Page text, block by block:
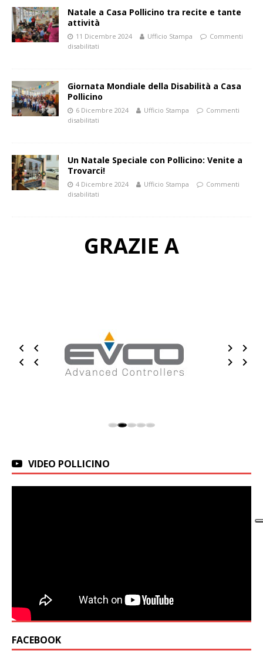
Natale a Casa Pollicino tra recite e tante
attività
11 Dicembre 2024 Ufficio Stampa
Commenti
disabilitati
Giornata Mondiale della Disabilità a Casa
Pollicino
6 Dicembre 2024 Ufficio Stampa
Commenti
disabilitati
Un Natale Speciale con Pollicino: Venite a
Trovarci!
4 Dicembre 2024 Ufficio Stampa
Commenti
disabilitati
GRAZIE A
VIDEO POLLICINO
FACEBOOK